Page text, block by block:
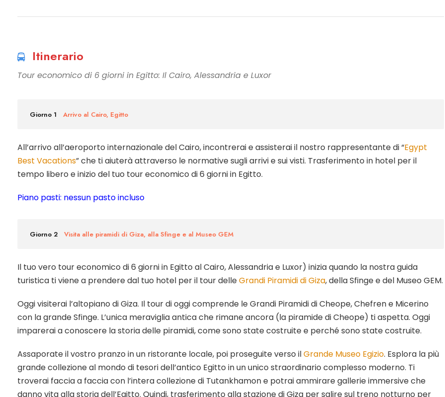
Itinerario
Tour economico di 6 giorni in Egitto: Il Cairo, Alessandria e Luxor
Giorno 1 Arrivo al Cairo, Egitto
All’arrivo all’aeroporto internazionale del Cairo, incontrerai e assisterai il nostro rappresentante di “Egypt
Best Vacations” che ti aiuterà attraverso le normative sugli arrivi e sui visti. Trasferimento in hotel per il
tempo libero e inizio del tuo tour economico di 6 giorni in Egitto.
Piano pasti: nessun pasto incluso
Giorno 2 Visita alle piramidi di Giza, alla Sfinge e al Museo GEM
Il tuo vero tour economico di 6 giorni in Egitto al Cairo, Alessandria e Luxor) inizia quando la nostra guida
turistica ti viene a prendere dal tuo hotel per il tour delleGrandi Piramidi di Giza, della Sfinge e del Museo GEM.
Oggi visiterai l’altopiano di Giza. Il tour di oggi comprende leGrandi Piramididi Cheope, Chefren e Micerino
con la grande Sfinge. L’unica meraviglia antica che rimane ancora (la piramide di Cheope) ti aspetta. Oggi
imparerai a conoscere la storia delle piramidi, come sono state costruite e perché sono state costruite.
Assaporate il vostro pranzo in un ristorante locale, poi proseguite verso ilGrande Museo Egizio. Esplora la più
grande collezione al mondo di tesori dell’antico Egitto in un unico straordinario complesso moderno. Ti
troverai faccia a faccia con l’intera collezione di Tutankhamon e potrai ammirare gallerie immersive che
danno vita alla storia dell’Egitto. Quindi, trasferimento alla stazione di Giza per salire sul treno notturno per